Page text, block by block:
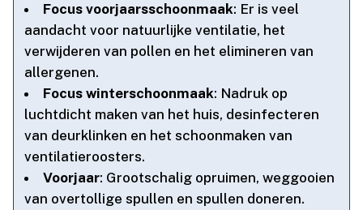
Focus voorjaarsschoonmaak: Er is veel
aandacht voor natuurlijke ventilatie, het
verwijderen van pollen en het elimineren van
allergenen.​
Focus winterschoonmaak: Nadruk op
luchtdicht maken van het huis, desinfecteren
van deurklinken en het schoonmaken van
ventilatieroosters.​
Voorjaar: Grootschalig opruimen, weggooien
van overtollige spullen en spullen doneren.​